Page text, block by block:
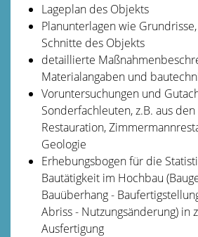
Lageplan des Objekts
Planunterlagen wie
Schnitte des Objekts
detaillierte
Materialangaben und
Voruntersuchungen und
Sonderfachleuten, z.B. aus
Restauration,
Geologie
Erhebungsbogen für die
Bautätigkeit im Hochbau
Bauüberhang -
Abriss - Nutzungsänderung) in
Ausfertigung